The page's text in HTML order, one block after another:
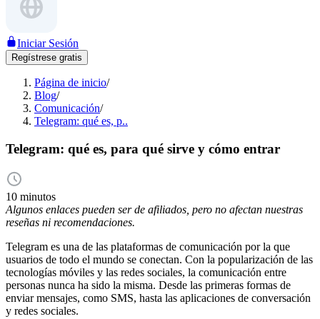
Iniciar Sesión
Regístrese gratis
Página de inicio/
Blog/
Comunicación/
Telegram: qué es, p..
Telegram: qué es, para qué sirve y cómo entrar
10 minutos
Algunos enlaces pueden ser de afiliados, pero no afectan nuestras
reseñas ni recomendaciones.
Telegram es una de las plataformas de comunicación por la que
usuarios de todo el mundo se conectan. Con la popularización de las
tecnologías móviles y las redes sociales, la comunicación entre
personas nunca ha sido la misma. Desde las primeras formas de
enviar mensajes, como SMS, hasta las aplicaciones de conversación
y redes sociales.